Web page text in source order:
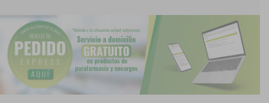
Pedidos express
Blog
Contacto
Boletín